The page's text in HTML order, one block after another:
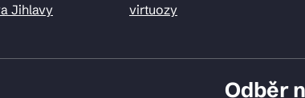
Jihlavy
virtuozy
Odběr